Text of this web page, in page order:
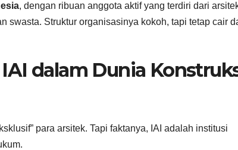
, dengan ribuan anggota aktif yang terdiri dari
swasta. Struktur organisasinya kokoh, tapi tetap cair
dalam Dunia
para arsitek. Tapi faktanya, IAI adalah institusi